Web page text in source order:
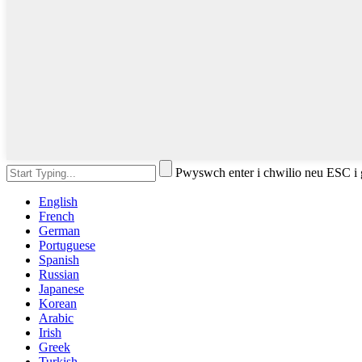
Pwyswch enter i chwilio neu ESC i
English
French
German
Portuguese
Spanish
Russian
Japanese
Korean
Arabic
Irish
Greek